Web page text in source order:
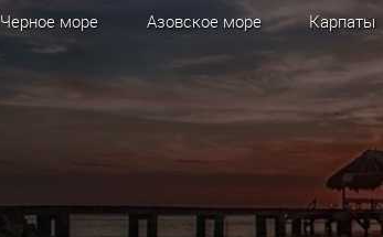
Черное море Азовское море Карпаты